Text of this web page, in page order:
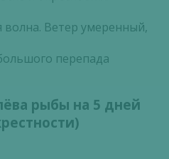
Ветер умеренный,
перепада
рыбы на 5 дней